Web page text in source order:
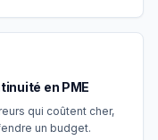
en PME
qui coûtent cher,
un budget.